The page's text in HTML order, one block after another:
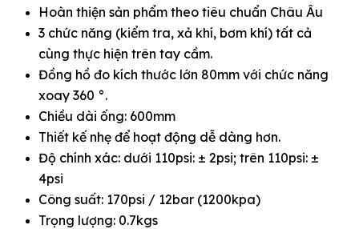
Hoàn thiện sản phẩm theo tiêu chuẩn Châu Âu
3 chức năng (kiểm tra, xả khí, bơm khí) tất cả
cùng thực hiện trên tay cầm.
Đồng hồ đo kích thước lớn 80mm với chức năng
xoay 360 °.
Chiều dài ống: 600mm
Thiết kế nhẹ để hoạt động dễ dàng hơn.
Độ chính xác: dưới 110psi: ± 2psi; trên 110psi: ±
4psi
Công suất: 170psi / 12bar (1200kpa)
Trọng lượng: 0.7kgs